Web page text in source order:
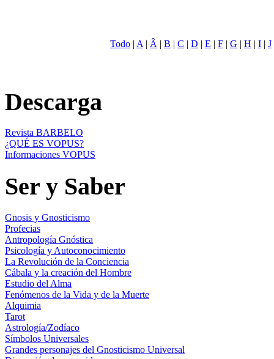
Todo | A | Â | B | C | D | E | F | G | H | I | J
Descarga
Revista BARBELO
¿QUÉ ES VOPUS?
Informaciones VOPUS
Ser y Saber
Gnosis y Gnosticismo
Profecias
Antropología Gnóstica
Psicología y Autoconocimiento
La Revolución de la Conciencia
Cábala y la creación del Hombre
Estudio del Alma
Fenómenos de la Vida y de la Muerte
Alquimia
Tarot
Astrología/Zodíaco
Símbolos Universales
Grandes personajes del Gnosticismo Universal